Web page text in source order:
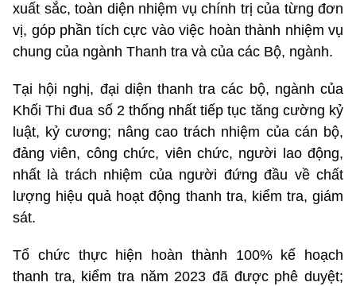
xuất sắc, toàn diện nhiệm vụ chính trị của từng đơn
vị, góp phần tích cực vào việc hoàn thành nhiệm vụ
chung của ngành Thanh tra và của các Bộ, ngành.
Tại hội nghị, đại diện thanh tra các bộ, ngành của
Khối Thi đua số 2 thống nhất tiếp tục tăng cường kỷ
luật, kỷ cương; nâng cao trách nhiệm của cán bộ,
đảng viên, công chức, viên chức, người lao động,
nhất là trách nhiệm của người đứng đầu về chất
lượng hiệu quả hoạt động thanh tra, kiểm tra, giám
sát.
Tổ chức thực hiện hoàn thành 100% kế hoạch
thanh tra, kiểm tra năm 2023 đã được phê duyệt;